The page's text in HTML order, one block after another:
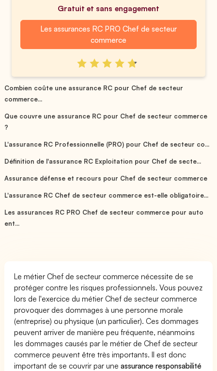
Gratuit et sans engagement
Les assurances RC PRO Chef de secteur
commerce
Combien coûte une assurance RC pour Chef de secteur
commerce...
Que couvre une assurance RC pour Chef de secteur commerce
?
L'assurance RC Professionnelle (PRO) pour Chef de secteur co...
Définition de l'assurance RC Exploitation pour Chef de secte...
Assurance défense et recours pour Chef de secteur commerce
L'assurance RC Chef de secteur commerce est-elle obligatoire...
Les assurances RC PRO Chef de secteur commerce pour auto
ent...
Le métier Chef de secteur commerce nécessite de se
protéger contre les risques professionnels. Vous pouvez
lors de l'exercice du métier Chef de secteur commerce
provoquer des dommages à une personne morale
(entreprise) ou physique (un particulier). Ces dommages
peuvent arriver de manière peu fréquente, néanmoins
les dommages causés par le métier de Chef de secteur
commerce peuvent être très importants. Il est donc
important de se couvrir par uneassurance responsabilité